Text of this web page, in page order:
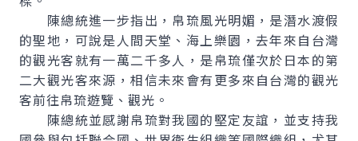
陳總統進一步指出，帛琉風光明媚，是潛水渡假
的聖地，可說是人間天堂、海上樂園，去年來自台灣
的觀光客就有一萬二千多人，是帛琉僅次於日本的第
二大觀光客來源，相信未來會有更多來自台灣的觀光
客前往帛琉遊覽、觀光。
陳總統並感謝帛琉對我國的堅定友誼，並支持我